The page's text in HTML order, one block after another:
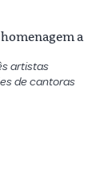
a
artistas
de cantoras